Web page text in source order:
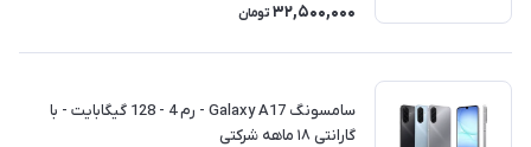
32,500,000 تومان
سامسونگ Galaxy A17 - رم 4 - 128 گیگابایت - با
گارانتی ۱۸ ماهه شرکتی